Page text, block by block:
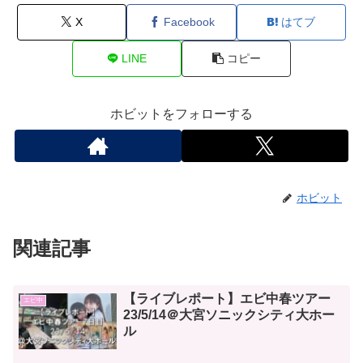
X Facebook はてブ
LINE コピー
ホビットをフォローする
ホビット
関連記事
エビ中
【ライブレポート】エビ中春ツアー
23/5/14＠大宮ソニックシティ大ホー
ル